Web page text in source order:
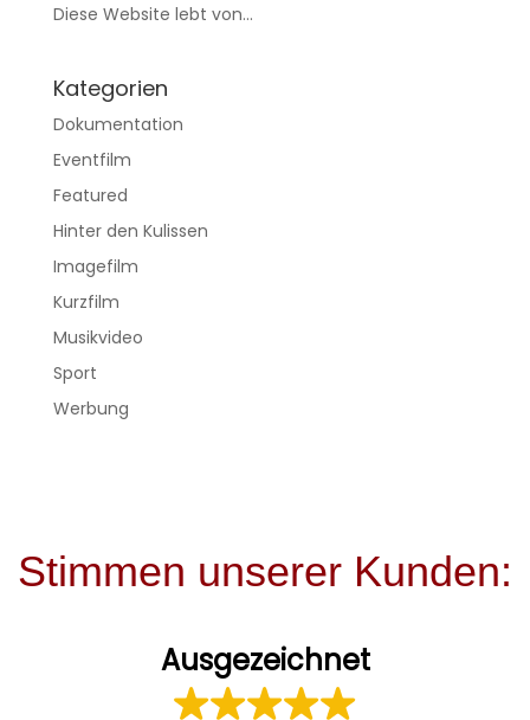
Diese Website lebt von...
Kategorien
Dokumentation
Eventfilm
Featured
Hinter den Kulissen
Imagefilm
Kurzfilm
Musikvideo
Sport
Werbung
Stimmen unserer Kunden:
Ausgezeichnet